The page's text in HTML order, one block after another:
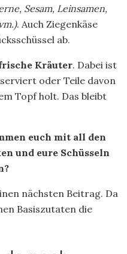
Sesam, Leinsamen,
. Auch Ziegenkäse
ab.
Kräuter. Dabei ist
oder Teile davon
Topf holt. Das bleibt
euch mit all den
und eure Schüsseln
nächsten Beitrag. Da
Basiszutaten die